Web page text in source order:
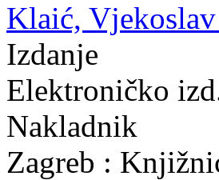
Klaić,
Izdanje
Elektroničko
Nakladnik
Zagreb :